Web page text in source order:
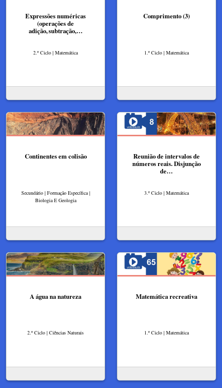
Expressões numéricas
(operações de
adição, subtração,…
2.º Ciclo | Matemática
Comprimento (3)
1.º Ciclo | Matemática
Continentes em colisão
Secundário | Formação Específica |
Biologia E Geologia
Reunião de intervalos de
números reais. Disjunção
de…
3.º Ciclo | Matemática
A água na natureza
2.º Ciclo | Ciências Naturais
Matemática recreativa
1.º Ciclo | Matemática